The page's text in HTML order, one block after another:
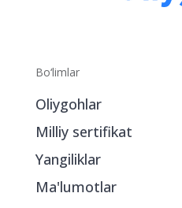
Bo‘limlar
Oliygohlar
Milliy sertifikat
Yangiliklar
Ma'lumotlar